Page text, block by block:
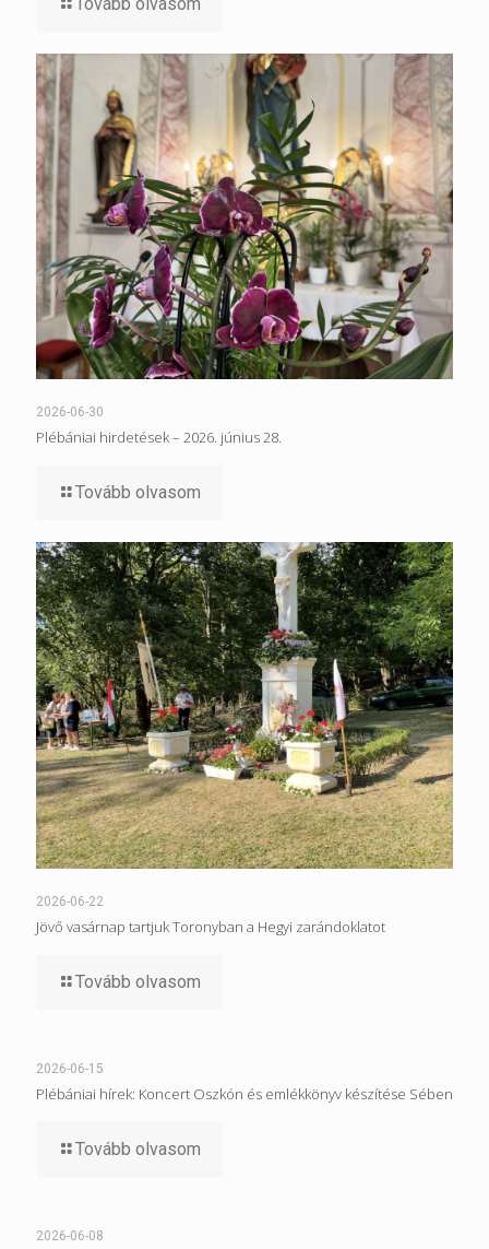
2026-06-30
Plébániai hirdetések – 2026. június 28.
Tovább olvasom
2026-06-22
Jövő vasárnap tartjuk Toronyban a Hegyi zarándoklatot
Tovább olvasom
2026-06-15
Plébániai hírek: Koncert Oszkón és emlékkönyv készítése Sében
Tovább olvasom
2026-06-08